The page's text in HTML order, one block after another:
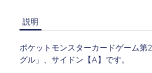
説明
ポケットモンスターカードゲーム第
グル」、サイドン【A】です。